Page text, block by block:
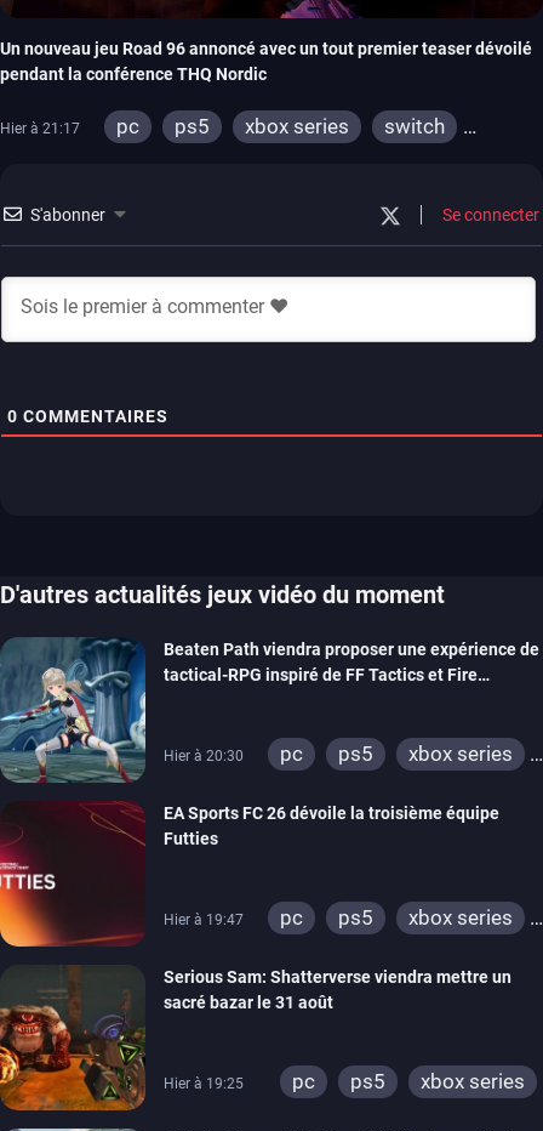
Un nouveau jeu Road 96 annoncé avec un tout premier teaser dévoilé
pendant la conférence THQ Nordic
Hier à 21:17 pc ps5 xbox series
switch
S'abonner Se connecter
0 COMMENTAIRES
D'autres actualités jeux vidéo du moment
Beaten Path viendra proposer une expérience de
tactical-RPG inspiré de FF Tactics et Fire
Hier à 20:30 pc ps5
xbox series
EA Sports FC 26 dévoile la troisième équipe
Futties
Hier à 19:47 pc ps5
xbox series
xbox one
switch 2
Serious Sam: Shatterverse viendra mettre un
sacré bazar le 31 août
Hier à 19:25 pc ps5 xbox series